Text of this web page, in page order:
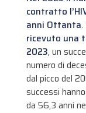
contratto
anni Ottanta.
ricevuto una
2023, un
numero di
dal picco del
successi
da 56,3 anni